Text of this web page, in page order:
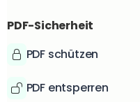
PDF-Sicherheit
PDF schützen
PDF entsperren